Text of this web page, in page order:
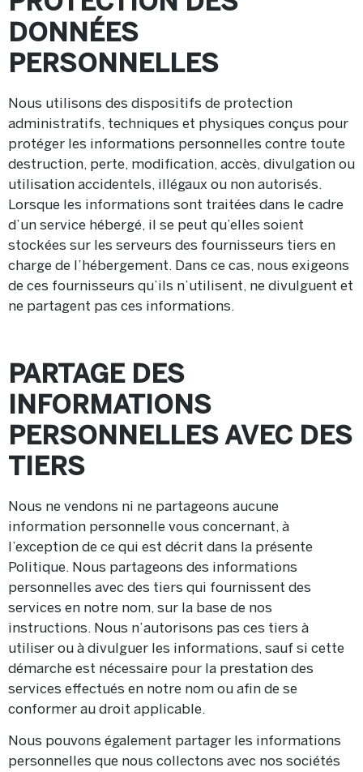
DONNÉES
PERSONNELLES
Nous utilisons des dispositifs de protection
administratifs, techniques et physiques conçus pour
protéger les informations personnelles contre toute
destruction, perte, modification, accès, divulgation ou
utilisation accidentels, illégaux ou non autorisés.
Lorsque les informations sont traitées dans le cadre
d’un service hébergé, il se peut qu’elles soient
stockées sur les serveurs des fournisseurs tiers en
charge de l’hébergement. Dans ce cas, nous exigeons
de ces fournisseurs qu’ils n’utilisent, ne divulguent et
ne partagent pas ces informations.
PARTAGE DES
INFORMATIONS
PERSONNELLES AVEC DES
TIERS
Nous ne vendons ni ne partageons aucune
information personnelle vous concernant, à
l’exception de ce qui est décrit dans la présente
Politique. Nous partageons des informations
personnelles avec des tiers qui fournissent des
services en notre nom, sur la base de nos
instructions. Nous n’autorisons pas ces tiers à
utiliser ou à divulguer les informations, sauf si cette
démarche est nécessaire pour la prestation des
services effectués en notre nom ou afin de se
conformer au droit applicable.
Nous pouvons également partager les informations
personnelles que nous collectons avec nos sociétés